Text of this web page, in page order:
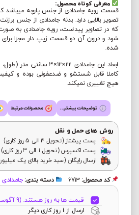
معرفی کوتاه محصول:
قسمت رویه جامدادی از جنس پارچه
تصویر بالایی دارد. بدنه جامدادی از جنس
که در تصاویر پیداست، رویه جامدادی به
شود و درون آن دو قسمت زیپ دار مجزا برای
شده.
ابعاد این جامدادی 22×12×3
کاملا قابل شستشو و ضدعفونی بوده و
هیچ تغییری نمیکند.
توضیحات بیشتر... محصولات مرتبط
روش های حمل و نقل
پست پیشتاز (تحویل 3 الی 5 روز کاری)
پست اکسپرس (تحویل 1 الی 3 روز کاری)
ارسال رایگان (سبد خرید بالای یک
کد محصول: 6713 دسته بندی: جامدادی
قیمت ها به روز هستند. (9 آگوست)
ارسال از 1 روز کاری دیگر